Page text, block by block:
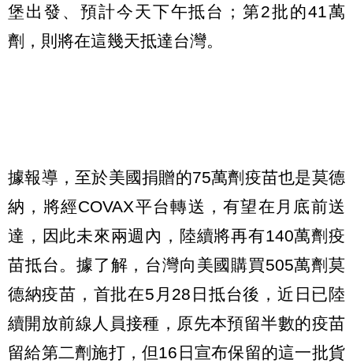
堡出發、預計今天下午抵台；第2批的41萬
劑，則將在這幾天抵達台灣。
據報導，至於美國捐贈的75萬劑疫苗也是莫德
納，將經COVAX平台轉送，有望在月底前送
達，因此未來兩週內，陸續將再有140萬劑疫
苗抵台。據了解，台灣向美國購買505萬劑莫
德納疫苗，首批在5月28日抵台後，近日已陸
續開放前線人員接種，原先本預留半數的疫苗
留給第二劑施打，但16日宣布保留的這一批貨